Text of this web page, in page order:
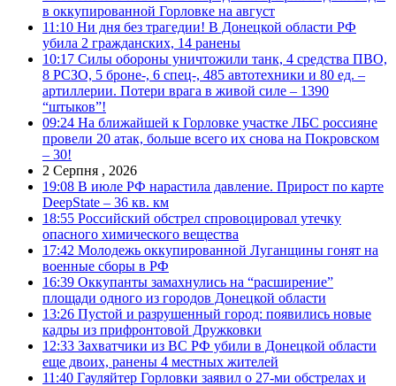
в оккупированной Горловке на август
11:10 Ни дня без трагедии! В Донецкой области РФ
убила 2 гражданских, 14 ранены
10:17 Силы обороны уничтожили танк, 4 средства ПВО,
8 РСЗО, 5 броне-, 6 спец-, 485 автотехники и 80 ед. –
артиллерии. Потери врага в живой силе – 1390
“штыков”!
09:24 На ближайшей к Горловке участке ЛБС россияне
провели 20 атак, больше всего их снова на Покровском
– 30!
2 Серпня , 2026
19:08 В июле РФ нарастила давление. Прирост по карте
DeepState – 36 кв. км
18:55 Российский обстрел спровоцировал утечку
опасного химического вещества
17:42 Молодежь оккупированной Луганщины гонят на
военные сборы в РФ
16:39 Оккупанты замахнулись на “расширение”
площади одного из городов Донецкой области
13:26 Пустой и разрушенный город: появились новые
кадры из прифронтовой Дружковки
12:33 Захватчики из ВС РФ убили в Донецкой области
еще двоих, ранены 4 местных жителей
11:40 Гауляйтер Горловки заявил о 27-ми обстрелах и